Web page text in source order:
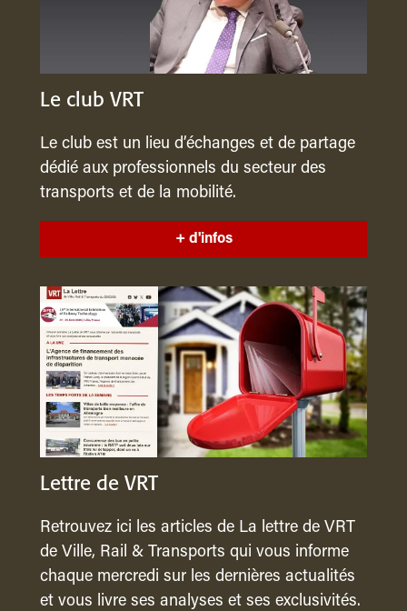
Le club VRT
Le club est un lieu d’échanges et de partage
dédié aux professionnels du secteur des
transports et de la mobilité.
+ d'infos
Lettre de VRT
Retrouvez ici les articles de La lettre de VRT
de Ville, Rail & Transports qui vous informe
chaque mercredi sur les dernières actualités
et vous livre ses analyses et ses exclusivités.